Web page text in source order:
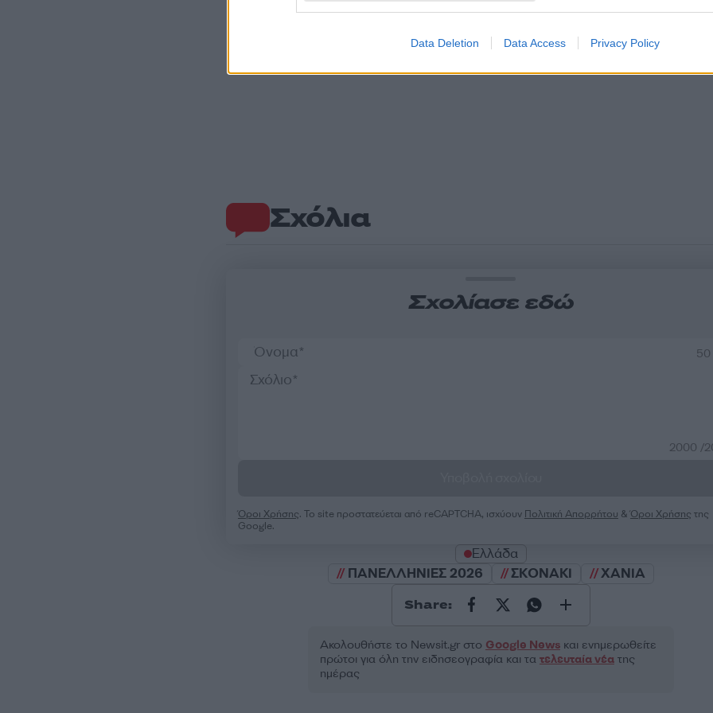
Data Deletion Data Access Privacy Policy
Σχόλια
Σχολίασε εδώ
2000 /
Όροι Χρήσης. Το site προστατεύεται από reCAPTCHA, ισχύουν Πολιτική Απορρήτου &Όροι Χρήσης της
Google.
Ελλάδα
ΠΑΝΕΛΛΗΝΙΕΣ 2026
ΣΚΟΝΑΚΙ ΧΑΝΙΑ
Share:
Ακολουθήστε το Νewsit.gr στο Google Newsκαι ενημερωθείτε
πρώτοι για όλη την ειδησεογραφία και τα τελευταία νέατης
ημέρας